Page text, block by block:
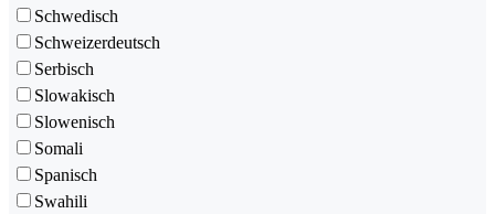
Schwedisch
Schweizerdeutsch
Serbisch
Slowakisch
Slowenisch
Somali
Spanisch
Swahili